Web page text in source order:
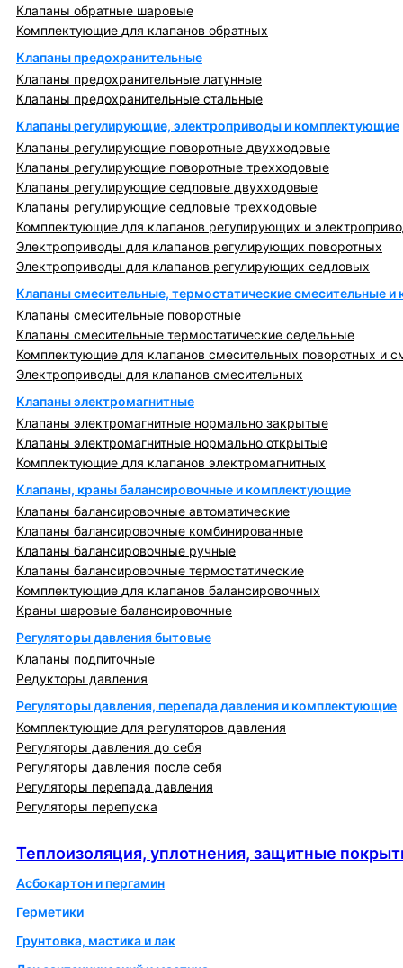
Клапаны обратные шаровые
Комплектующие для клапанов обратных
Клапаны предохранительные
Клапаны предохранительные латунные
Клапаны предохранительные стальные
Клапаны регулирующие, электроприводы и комплектующие
Клапаны регулирующие поворотные двухходовые
Клапаны регулирующие поворотные трехходовые
Клапаны регулирующие седловые двухходовые
Клапаны регулирующие седловые трехходовые
Комплектующие для клапанов регулирующих и
Электроприводы для клапанов регулирующих поворотных
Электроприводы для клапанов регулирующих седловых
Клапаны смесительные, термостатические смесительные
Клапаны смесительные поворотные
Клапаны смесительные термостатические седельные
Комплектующие для клапанов смесительных поворотных и
Электроприводы для клапанов смесительных
Клапаны электромагнитные
Клапаны электромагнитные нормально закрытые
Клапаны электромагнитные нормально открытые
Комплектующие для клапанов электромагнитных
Клапаны, краны балансировочные и комплектующие
Клапаны балансировочные автоматические
Клапаны балансировочные комбинированные
Клапаны балансировочные ручные
Клапаны балансировочные термостатические
Комплектующие для клапанов балансировочных
Краны шаровые балансировочные
Регуляторы давления бытовые
Клапаны подпиточные
Редукторы давления
Регуляторы давления, перепада давления и комплектующие
Комплектующие для регуляторов давления
Регуляторы давления до себя
Регуляторы давления после себя
Регуляторы перепада давления
Регуляторы перепуска
Теплоизоляция, уплотнения, защитные
Асбокартон и пергамин
Герметики
Грунтовка, мастика и лак